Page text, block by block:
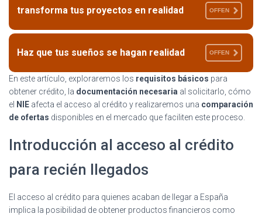
transforma tus proyectos en realidad OFFEN
Haz que tus sueños se hagan realidad OFFEN
En este artículo, exploraremos los requisitos básicos para
obtener crédito, la documentación necesaria al solicitarlo, cómo
el NIE afecta el acceso al crédito y realizaremos una comparación
de ofertas disponibles en el mercado que faciliten este proceso.
Introducción al acceso al crédito
para recién llegados
El acceso al crédito para quienes acaban de llegar a España
implica la posibilidad de obtener productos financieros como